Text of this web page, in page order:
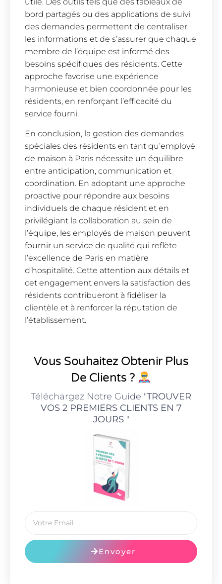
bord partagés ou des applications de suivi
des demandes permettent de centraliser
les informations et de s’assurer que chaque
membre de l’équipe est informé des
besoins spécifiques des résidents. Cette
approche favorise une expérience
harmonieuse et bien coordonnée pour les
résidents, en renforçant l’efficacité du
service fourni.
En conclusion, la gestion des demandes
spéciales des résidents en tant qu’employé
de maison à Paris nécessite un équilibre
entre anticipation, communication et
coordination. En adoptant une approche
proactive pour répondre aux besoins
individuels de chaque résident et en
privilégiant la collaboration au sein de
l’équipe, les employés de maison peuvent
fournir un service de qualité qui reflète
l’excellence de Paris en matière
d’hospitalité. Cette attention aux détails et
cet engagement envers la satisfaction des
résidents contribueront à fidéliser la
clientèle et à renforcer la réputation de
l’établissement.
Vous Souhaitez Obtenir Plus
De Clients ?
Téléchargez Notre Guide "TROUVER
VOS 2 PREMIERS CLIENTS EN 7
JOURS"
Envoyer